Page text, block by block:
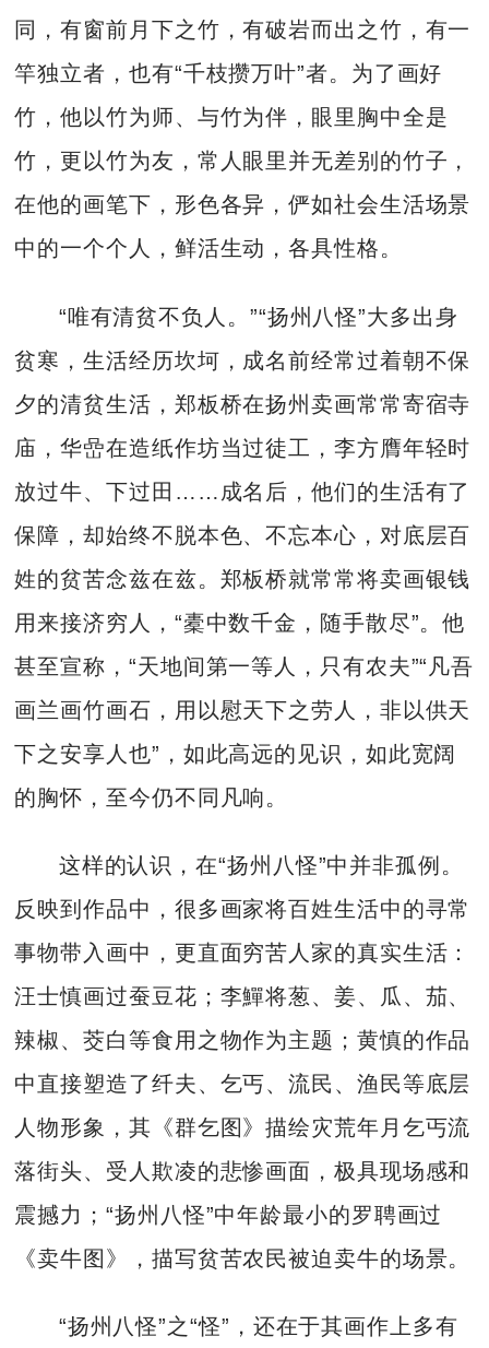
同，有窗前月下之竹，有破岩而出之竹，有一
竿独立者，也有“千枝攒万叶”者。为了画好
竹，他以竹为师、与竹为伴，眼里胸中全是
竹，更以竹为友，常人眼里并无差别的竹子，
在他的画笔下，形色各异，俨如社会生活场景
中的一个个人，鲜活生动，各具性格。
“唯有清贫不负人。”“扬州八怪”大多出身
贫寒，生活经历坎坷，成名前经常过着朝不保
夕的清贫生活，郑板桥在扬州卖画常常寄宿寺
庙，华嵒在造纸作坊当过徒工，李方膺年轻时
放过牛、下过田……成名后，他们的生活有了
保障，却始终不脱本色、不忘本心，对底层百
姓的贫苦念兹在兹。郑板桥就常常将卖画银钱
用来接济穷人，“橐中数千金，随手散尽”。他
甚至宣称，“天地间第一等人，只有农夫”“凡吾
画兰画竹画石，用以慰天下之劳人，非以供天
下之安享人也”，如此高远的见识，如此宽阔
的胸怀，至今仍不同凡响。
这样的认识，在“扬州八怪”中并非孤例。
反映到作品中，很多画家将百姓生活中的寻常
事物带入画中，更直面穷苦人家的真实生活：
汪士慎画过蚕豆花；李鱓将葱、姜、瓜、茄、
辣椒、茭白等食用之物作为主题；黄慎的作品
中直接塑造了纤夫、乞丐、流民、渔民等底层
人物形象，其《群乞图》描绘灾荒年月乞丐流
落街头、受人欺凌的悲惨画面，极具现场感和
震撼力；“扬州八怪”中年龄最小的罗聘画过
《卖牛图》，描写贫苦农民被迫卖牛的场景。
“扬州八怪”之“怪”，还在于其画作上多有